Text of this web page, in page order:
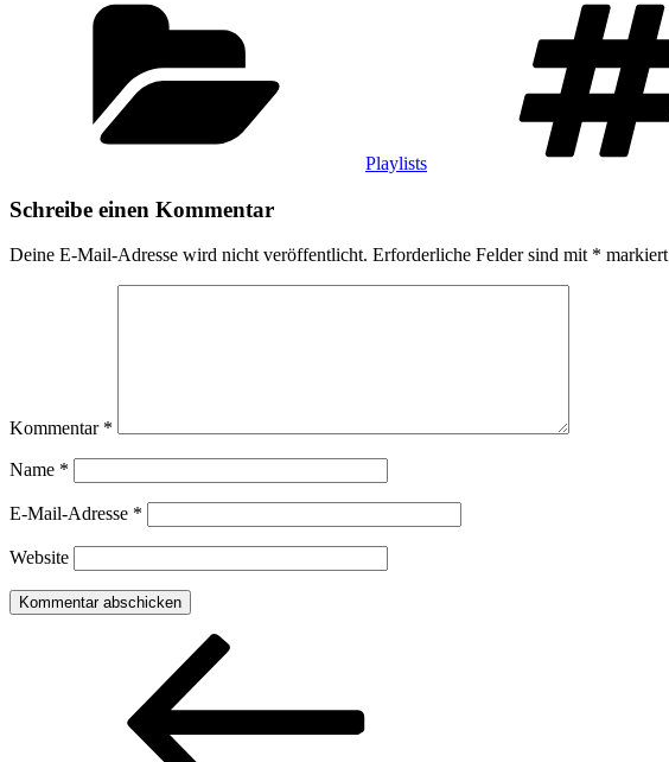
Playlists
Schreibe einen Kommentar
Deine E-Mail-Adresse wird nicht veröffentlicht. Erforderliche Felder sind mit * markiert
Kommentar *
Name *
E-Mail-Adresse *
Website
Beitragsnavigation